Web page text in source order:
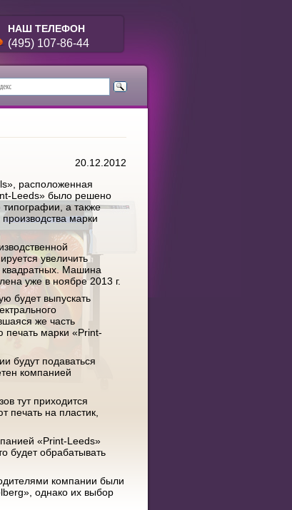
НАШ ТЕЛЕФОН
(495) 107-86-44
20.12.2012
расположенная
Leeds» было решено
а также
марки
увеличить
квадратных. Машина
уже в ноябре 2013 г.
будет выпускать
же часть
печать марки «Print-
будут подаваться
компанией
тут приходится
печать на пластик,
«Print-Leeds»
будет обрабатывать
компании были
однако их выбор